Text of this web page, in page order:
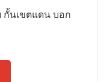
กั้นเขตแดน บอก